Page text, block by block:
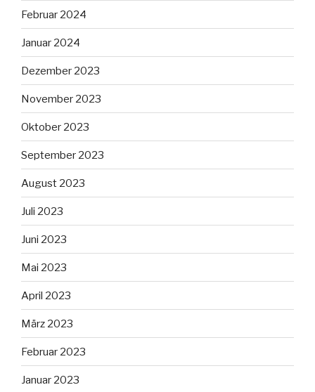
Februar 2024
Januar 2024
Dezember 2023
November 2023
Oktober 2023
September 2023
August 2023
Juli 2023
Juni 2023
Mai 2023
April 2023
März 2023
Februar 2023
Januar 2023